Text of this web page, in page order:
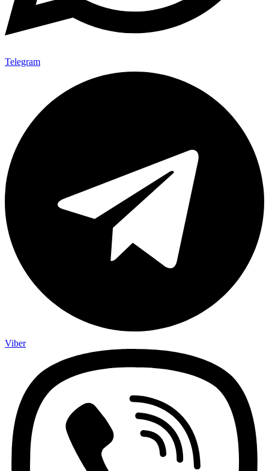
Telegram
Viber